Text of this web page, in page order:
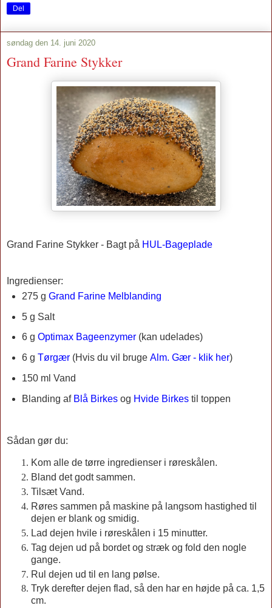
Del
søndag den 14. juni 2020
Grand Farine Stykker
Grand Farine Stykker - Bagt på HUL-Bageplade
Ingredienser:
275 g Grand Farine Melblanding
5 g Salt
6 g Optimax Bageenzymer(kan udelades)
6 g Tørgær (Hvis du vil bruge Alm. Gær - klik her)
150 ml Vand
Blanding af Blå Birkesog Hvide Birkestil toppen
Sådan gør du:
Kom alle de tørre ingredienser i røreskålen.
Bland det godt sammen.
Tilsæt Vand.
Røres sammen på maskine på langsom hastighed til
dejen er blank og smidig.
Lad dejen hvile i røreskålen i 15 minutter.
Tag dejen ud på bordet og stræk og fold den nogle
gange.
Rul dejen ud til en lang pølse.
Tryk derefter dejen flad, så den har en højde på ca. 1,5
cm.